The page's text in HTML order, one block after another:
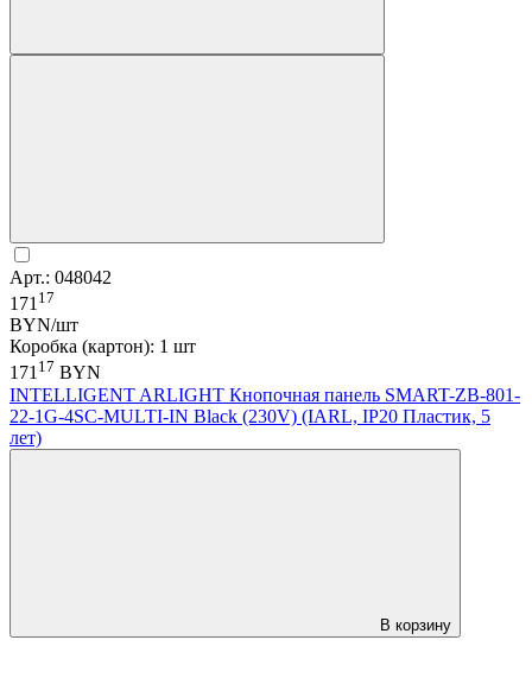
Арт.: 048042
171 17
BYN/шт
Коробка (картон): 1 шт
17117 BYN
INTELLIGENT ARLIGHT Кнопочная панель SMART-ZB-801-
22-1G-4SC-MULTI-IN Black (230V) (IARL, IP20 Пластик, 5
лет)
В корзину